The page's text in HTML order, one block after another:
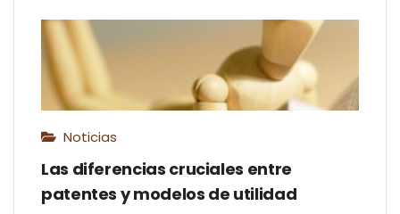
Noticias
Las diferencias cruciales entre
patentes y modelos de utilidad